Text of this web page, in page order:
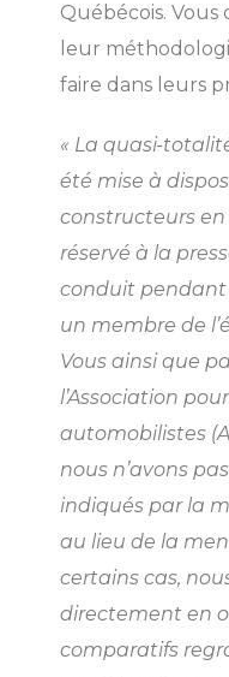
Québécois. Vous
leur
faire dans leurs
« La quasi-
été mise à
constructeurs
réservé à la
conduit pendant
un membre de
Vous ainsi que
l’Association
automobilistes
nous n’avons
indiqués par la
au lieu de la
certains cas,
directement en
comparatifs
VÉHICULE
Choisissez votre
concessionnaire
voir tous les détails.
VOUS ATTEND!
Choisissez votre
concessionnaire
voir tous les détails.
SHERBROOKE
GRANBY
SHERBROOKE